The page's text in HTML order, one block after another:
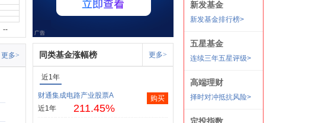
--
更多> 同类基金涨幅榜 更多>
近1年
财通集成电路产业股票A
近1年
211.45%
购买